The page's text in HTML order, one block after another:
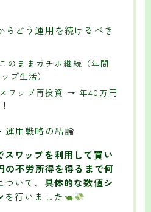
らどう運用を続けるべき
のままガチホ継続（年間
プ生活）
ワップ再投資 → 年40万円
運用戦略の結論
スワップを利用して買い
不労所得を得るまで何
ついて、 具体的な数値シ
を行いました